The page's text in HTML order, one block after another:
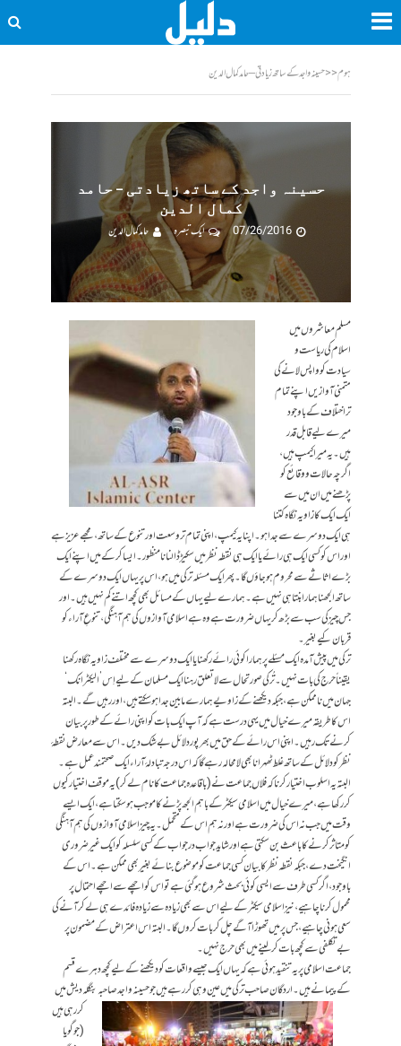
ہوم<<حسینہ واجد کے ساتھ زیادتی – حامد کمال الدین
حسینہ واجد کے ساتھ زیادتی – حامد
کمال الدین
07/26/2016
ایک تبصرہ حامد کمال الدین
مسلم معاشروں میں
اسلام کی ریاست و
سیادت کو واپس لانے کی
متمنی آوازیں اپنے تمام
تر اختلاف کے باوجود
میرے لیے قابل قدر
ہیں۔ یہ میرا کیمپ ہیں،
اگرچہ حالات و وقائع کو
پڑھنے میں ان میں سے
ایک ایک کا زاویہ نگاہ کتنا
ہی ایک دوسرے سے جدا ہو۔ اپنا یہ کیمپ، اپنی تمام تر وسعت اور تنوع کے ساتھ، مجھے عزیز ہے
اور اس کو کسی ایک ہی رائے یا ایک ہی نقطہ نظر میں سکیڑ ڈالنا نامنظور۔ ایسا کر کے میں اپنے ایک
بڑے اثاثے سے محروم ہو جاؤں گا۔ پھر ایک مسئلہ ترکی میں ہو، اس پر یہاں ایک دوسرے کے
ساتھ الجھنا ہمارا بنتا ہی نہیں ہے۔ ہمارے لیے یہاں کے مسائل بھی کچھ اتنے کم نہیں ہیں۔ اور
جس چیز کی سب سے بڑھ کر یہاں ضرورت ہے وہ ہے اسلامی آوازوں کی ہم آہنگی، تنوعِ آراء کو
قربان کیے بغیر۔
ترکی میں پیش آمدہ ایک مسئلے پر ہمارا کوئی رائے رکھنا یا ایک دوسرے سے مختلف زاویہ نگاہ رکھنا
یقیناً حرج کی بات نہیں۔ تُرکی صورتحال سے لاتعلق رہنا ایک مسلمان کےلیے اِس ’الیکٹرانک‘
جہان میں ناممکن ہے، جبکہ دیکھنے کے زاویے ہمارے مابین جدا ہو سکتے ہیں، اور رہیں گے۔ البتہ
اس کا طریقہ میرے خیال میں یہی درست ہے کہ آپ ایک بات کو اپنی رائے کے طور پر بیان
کرنے تک رہیں۔ اپنی اس رائے کے حق میں بھرپور دلائل بےشک دیں۔ اس سے معارض نقطۂ
نظر کو دلائل کے ساتھ غلط ٹھہرانا بھی لامحالہ رہے گا کہ اس درجہ تبادلۂ آراء ایک صحتمند عمل ہے۔
البتہ یہ اسلوب اختیار کرنا کہ فلاں جماعت نے (باقاعدہ جماعت کا نام لے کر) یہ موقف اختیار کیوں
کر رکھا ہے، میرے خیال میں اسلامی سیکٹر کے باہم الجھ پڑنے کا موجب ہو سکتا ہے، ایک ایسے
وقت میں جب نہ اس کی ضرورت ہے اور نہ ہم اس کے متحمل۔ یہ چیز اسلامی آوازوں کی ہم آہنگی
کو متاثر کرنے کا باعث بن سکتی ہے اور شاید جواب در جواب کے کسی سلسلہ کو ایک غیرضروری
انگیخت دے، جبکہ نقطہ نظر کا بیان کسی جماعت کو موضوع بنائے بغیر بھی ممکن ہے۔ اس کے
باوجود، اگر کسی طرف سے ایسی کوئی بحث شروع ہو گئی ہے تو اس کو اچھے سے اچھے احتمال پر
محمول کرنا چاہیے، نیز اسلامی سیکٹر کےلیے اس سے بھی زیادہ سے زیادہ فائدے ہی لے کر آنے کی
سعی ہونی چاہیے، جس پر میں تھوڑا آگے چل کر بات کروں گا۔ البتہ اس اعتراض کے مضمون پر
بےتکلفی سے کچھ بات کر لینے میں بھی حرج نہیں۔
جماعت اسلامی پر یہ تنقید ہوئی ہے کہ یہاں ایک جیسے واقعات کو دیکھنے کےلیے کچھ دہرے قسم
کے پیمانے ہیں۔ اردگان صاحب ترکی میں عین وہی کر رہے ہیں جو حسینہ واجد صاحبہ بنگلہ دیش میں
کر رہی ہیں
(جو گویا